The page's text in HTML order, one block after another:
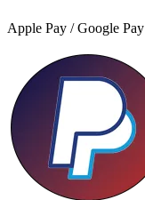
Apple Pay / Google Pay